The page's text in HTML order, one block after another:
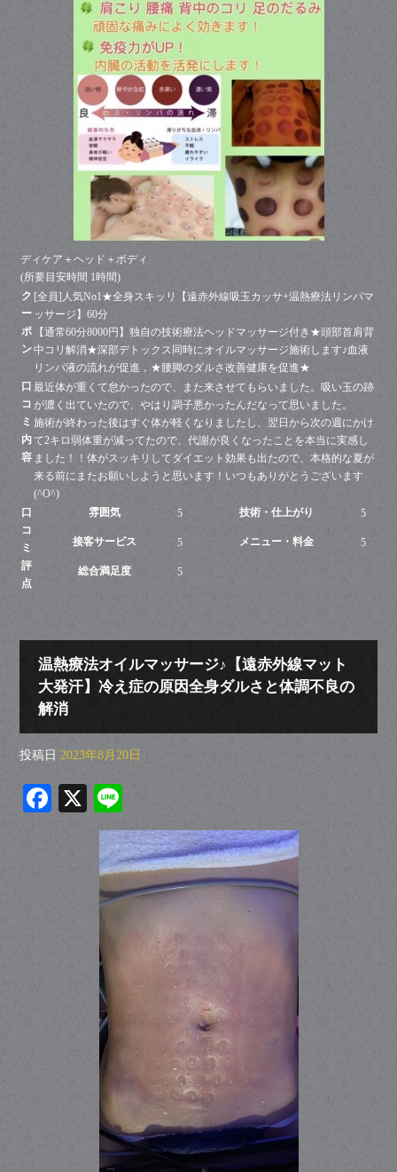
ディケア＋ヘッド＋ボディ
(所要目安時間 1時間)
ク
ー
ポ
ン
[全員]人気No1★全身スキッリ【遠赤外線吸玉カッサ+温熱療法リンパマ
ッサージ】60分
【通常60分8000円】独自の技術療法ヘッドマッサージ付き★頭部首肩背
中コリ解消★深部デトックス同時にオイルマッサージ施術します♪血液
リンパ液の流れが促進，★腰脚のダルさ改善健康を促進★
口
コ
ミ
内
容
最近体が重くて怠かったので、また来させてもらいました。吸い玉の跡
が濃く出ていたので、やはり調子悪かったんだなって思いました。
施術が終わった後はすぐ体が軽くなりましたし、翌日から次の週にかけ
て2キロ弱体重が減ってたので、代謝が良くなったことを本当に実感し
ました！！体がスッキリしてダイエット効果も出たので、本格的な夏が
来る前にまたお願いしようと思います！いつもありがとうございます
(^O^)
口
コ
ミ
評
点
雰囲気 5 技術・仕上がり 5
接客サービス 5 メニュー・料金 5
総合満足度 5
温熱療法オイルマッサージ♪【遠赤外線マット
大発汗】冷え症の原因全身ダルさと体調不良の
解消
投稿日 2023年8月20日
Fa X
ne